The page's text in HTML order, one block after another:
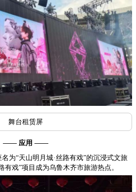
舞台租赁屏
—— 应用 ——
为“天山明月城·丝路有戏”的沉浸式文旅
有戏”项目成为乌鲁木齐市旅游热点。